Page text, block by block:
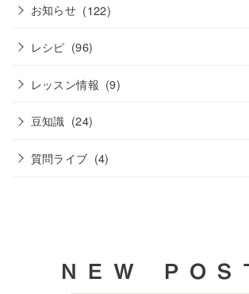
お知らせ (122)
レシピ (96)
レッスン情報 (9)
豆知識 (24)
質問ライブ (4)
NEW